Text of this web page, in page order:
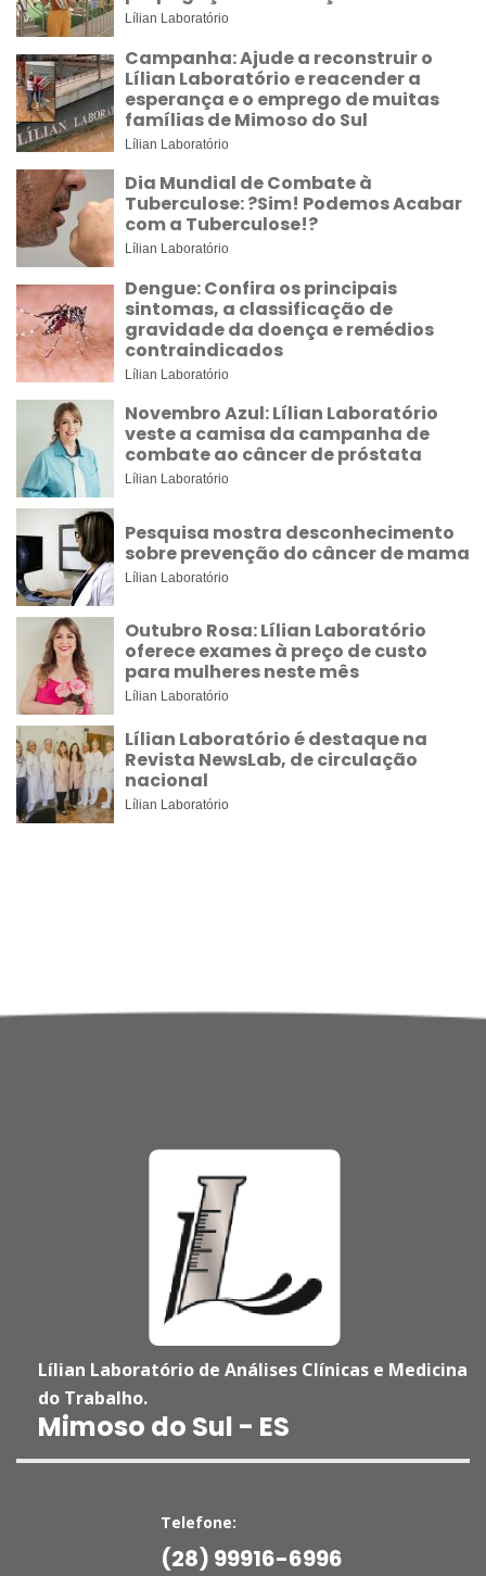
Lílian Laboratório
Campanha: Ajude a reconstruir o
Lílian Laboratório e reacender a
esperança e o emprego de muitas
famílias de Mimoso do Sul
Lílian Laboratório
Dia Mundial de Combate à
Tuberculose: ?Sim! Podemos Acabar
com a Tuberculose!?
Lílian Laboratório
Dengue: Confira os principais
sintomas, a classificação de
gravidade da doença e remédios
contraindicados
Lílian Laboratório
Novembro Azul: Lílian Laboratório
veste a camisa da campanha de
combate ao câncer de próstata
Lílian Laboratório
Pesquisa mostra desconhecimento
sobre prevenção do câncer de mama
Lílian Laboratório
Outubro Rosa: Lílian Laboratório
oferece exames à preço de custo
para mulheres neste mês
Lílian Laboratório
Lílian Laboratório é destaque na
Revista NewsLab, de circulação
nacional
Lílian Laboratório
Lílian Laboratório de Análises Clínicas e Medicina
do Trabalho.
Mimoso do Sul - ES
Telefone:
(28) 99916-6996